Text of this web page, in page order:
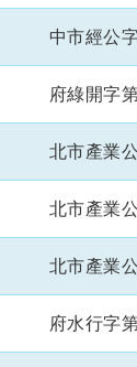
中市經公
府綠開字
北市產業
北市產業
北市產業
府水行字